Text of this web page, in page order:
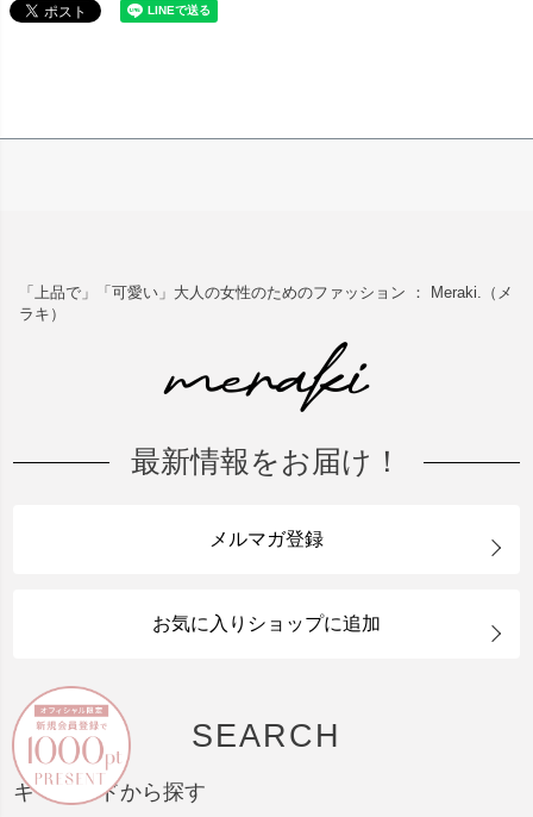
「上品で」「可愛い」大人の女性のためのファッション ： Meraki.（メ
ラキ）
最新情報をお届け！
メルマガ登録
お気に入りショップに追加
SEARCH
キーワードから探す